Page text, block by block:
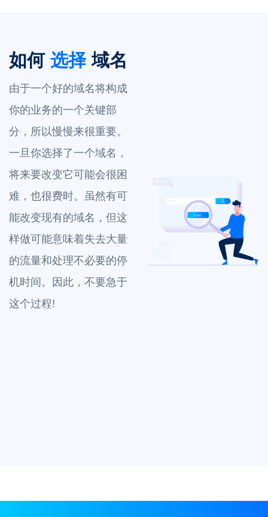
如何选择域名
由于一个好的域名将构成
你的业务的一个关键部
分，所以慢慢来很重要。
一旦你选择了一个域名，
将来要改变它可能会很困
难，也很费时。虽然有可
能改变现有的域名，但这
样做可能意味着失去大量
的流量和处理不必要的停
机时间。因此，不要急于
这个过程!